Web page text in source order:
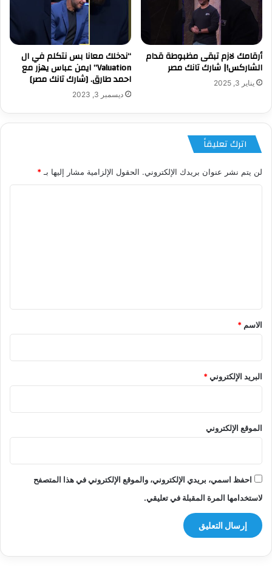
أرقامك لازم تبقى مظبوطة قدام
الشاركس!| شارك تانك مصر
يناير 3, 2025
“ندخلك معانا بس نتكلم في ال
Valuation” ايمن عباس يهزر مع
احمد طارق. [شارك تانك مصر]
ديسمبر 3, 2023
اترك تعليقاً
لن يتم نشر عنوان بريدك الإلكتروني. الحقول الإلزامية مشار إليها بـ *
*
الاسم *
البريد الإلكتروني*
الموقع الإلكتروني
احفظ اسمي، بريدي الإلكتروني، والموقع الإلكتروني في هذا المتصفح
لاستخدامها المرة المقبلة في تعليقي.